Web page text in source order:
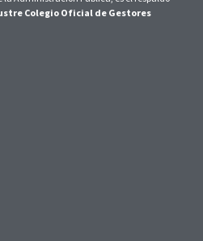
Colegio Oficial de Gestores